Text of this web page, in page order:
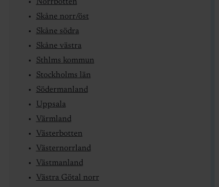
Norrbotten
Skåne norr/öst
Skåne södra
Skåne västra
Sthlms kommun
Stockholms län
Södermanland
Uppsala
Värmland
Västerbotten
Västernorrland
Västmanland
Västra Götal norr